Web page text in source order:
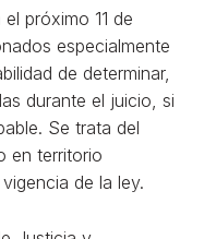
próximo 11 de
especialmente
de determinar,
durante el juicio, si
Se trata del
en territorio
de la ley.